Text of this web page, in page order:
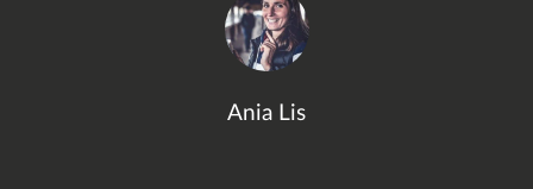
Ania Lis